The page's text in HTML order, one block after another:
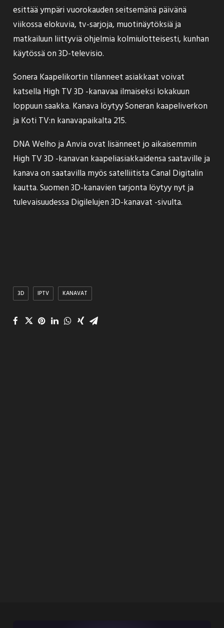
esittää ympäri vuorokauden seitsemänä päivänä
viikossa elokuvia, tv-sarjoja, muotinäytöksiä ja
matkailuun liittyviä ohjelmia kolmiulotteisesti, kunhan
käytössä on 3D-televisio.
Sonera Kaapelikortin tilanneet asiakkaat voivat
katsella High TV 3D -kanavaa ilmaiseksi lokakuun
loppuun saakka. Kanava löytyy Soneran kaapeliverkon
ja Koti TV:n kanavapaikalta 215.
DNA Welho ja Anvia ovat lisänneet jo aikaisemmin
High TV 3D -kanavan kaapeliasiakkaidensa saataville ja
kanava on saatavilla myös satelliitista Canal Digitalin
kautta. Suomen 3D-kanavien tarjonta löytyy nyt ja
tulevaisuudessa Digilelujen3D-kanavat -sivulta.
3D IPTV KANAVAT